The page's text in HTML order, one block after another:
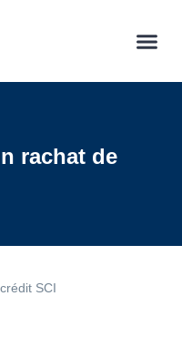
rachat de